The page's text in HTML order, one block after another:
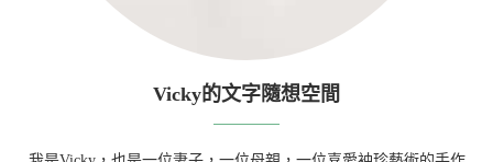
Vicky的文字隨想空間